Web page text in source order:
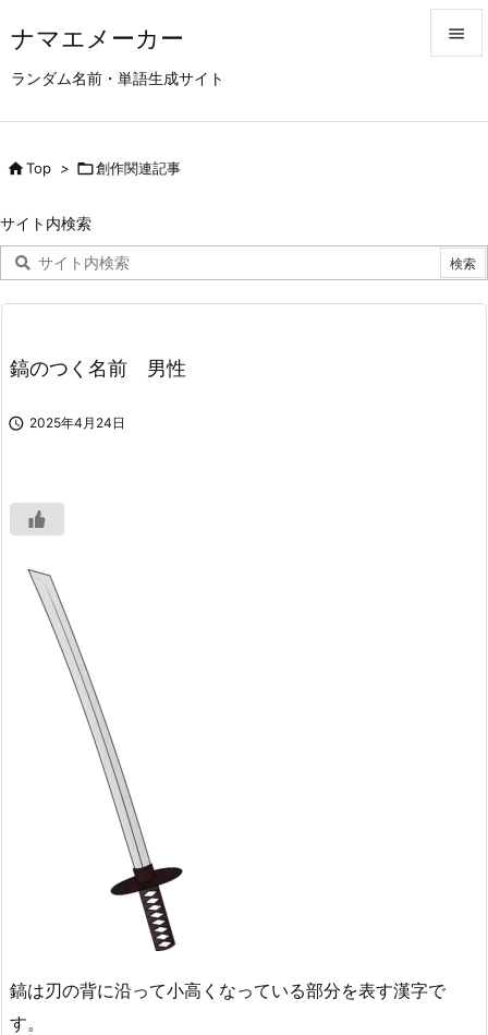
ナマエメーカー
ランダム名前・単語生成サイト


次へ

Top > 創作関連記事
サイト内検索
鎬のつく名前 男性
 2025年4月24日
鎬は刃の背に沿って小高くなっている部分を表す漢字で
す。